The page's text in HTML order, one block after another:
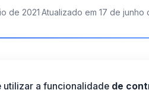
de 2021·Atualizado em 17 de junho
utilizar a funcionalidade de